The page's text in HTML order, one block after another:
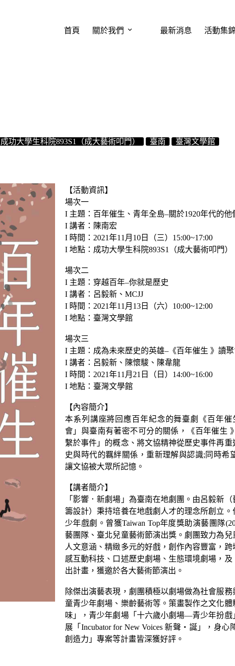
首頁 關於我們 最新消息 活動集錦
成功大學生科院893S1（成大藝術叩門） 臺南
臺灣文學館
【活動資訊】
場次一
I 主題：百年催生、青年全島–關於1920年代的他
I 講者：陳南宏
I 時間：2021年11月10日（三）15:00~17:00
I 地點：成功大學生科院893S1（成大藝術叩門）
場次二
I 主題：穿越百年–你就是歷史
I 講者：呂毅新、MCJJ
I 時間：2021年11月13日（六）10:00~12:00
I 地點：臺灣文學館
場次三
I 主題：成為未來歷史的英雄–《百年催生 》讀
I 講者：呂毅新、陳懷駿、陳韋龍
I 時間：2021年11月21日（日）14:00~16:00
I 地點：臺灣文學館
【內容簡介】
本系列講座將回應百年紀念的舞臺劇《百年
會」與臺南有著密不可分的關係，《百年催生
繫於事件」的概念、將文協精神從歷史事件再
史與時代的羈絆關係，重新理解與認識;同時希
讓文協被大眾所記憶。
【講者簡介】
「影響．新劇場」為臺南在地劇團。由呂毅新
籌設計）秉持培養在地戲劇人才的理念所創立
少年戲劇。曾獲Taiwan Top年度獎助演藝團隊
藝團隊、臺北兒童藝術節演出獎。劇團致力為
人文意涵、精緻多元的好戲，創作內容豐富，
感互動科技、口述歷史劇場、生態環境劇場，
出計畫，獲邀於各大藝術節演出。
除傑出演藝表現，劇團積極以劇場做為社會服
童青少年劇場、樂齡藝術等。策畫製作之文化
味」，青少年劇場「十六歲小劇場—青少年扮
展「Incubator for New Voices 新聲‧誕」，身
創造力」專案等計畫皆深獲好評。